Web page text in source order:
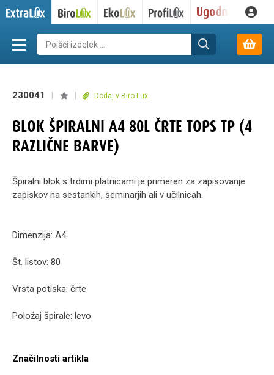
230041 Dodaj v Biro Lux
BLOK ŠPIRALNI A4 80L ČRTE TOPS TP (4
RAZLIČNE BARVE)
Špiralni blok s trdimi platnicami je primeren za zapisovanje
zapiskov na sestankih, seminarjih ali v učilnicah.
Dimenzija: A4
Št. listov: 80
Vrsta potiska: črte
Položaj špirale: levo
Značilnosti artikla